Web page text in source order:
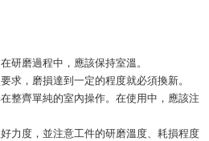
研磨過程中，應該保持室溫。
求，磨損達到一定的程度就必須換新。
整齊單純的室內操作。在使用中，應該注
力度，並注意工件的研磨溫度、耗損程度